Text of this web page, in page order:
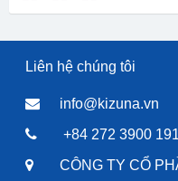
Liên hệ chúng tôi
info@kizuna.vn
+84 272 3900 191
CÔNG TY CỔ